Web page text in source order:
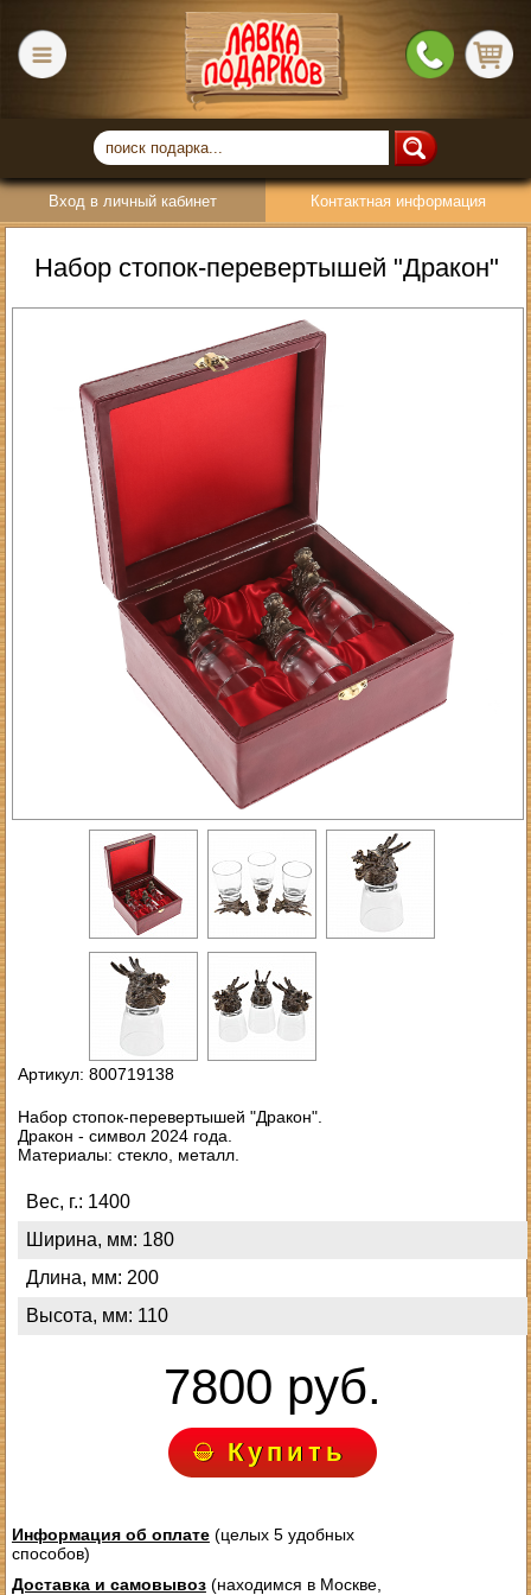
Вход в личный кабинет Контактная информация
Набор стопок-перевертышей "Дракон"
Артикул: 800719138
Набор стопок-перевертышей "Дракон".
Дракон - символ 2024 года.
Материалы: стекло, металл.
Вес, г.: 1400
Ширина, мм: 180
Длина, мм: 200
Высота, мм: 110
7800 руб.
Купить
Информация об оплате(целых 5 удобных
способов)
Доставка и самовывоз(находимся в Москве,